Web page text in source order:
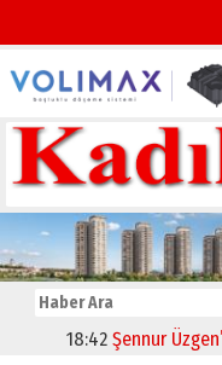
18:42 Şennur Üzgen’in